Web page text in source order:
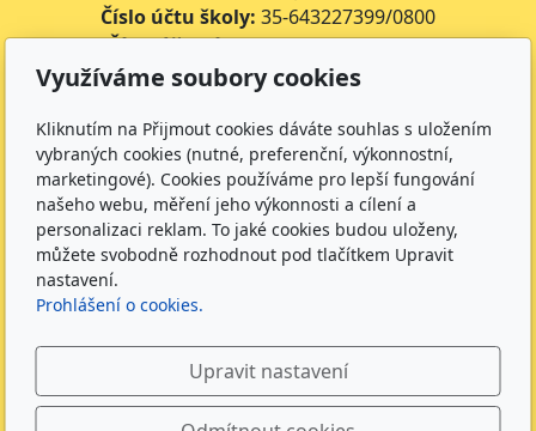
Číslo účtu školy: 35-643227399/0800
Číslo účtu jídelny:643227399/0800
Kontakt
+420 734 316 620 - Ředitel školy
+420 733 539 322 - Zástupce ředitele pro předškolní
vzdělávání
+420 733 539 323 - Školní družina
+420 733 539 324 - Školní jídelna
Sledujte nás
Využíváme soubory cookies
Kliknutím na Přijmout cookies dáváte souhlas s uložením
vybraných cookies (nutné, preferenční, výkonnostní,
marketingové). Cookies používáme pro lepší fungování
našeho webu, měření jeho výkonnosti a cílení a
personalizaci reklam. To jaké cookies budou uloženy,
můžete svobodně rozhodnout pod tlačítkem Upravit
nastavení.
Prohlášení o cookies.
Upravit nastavení